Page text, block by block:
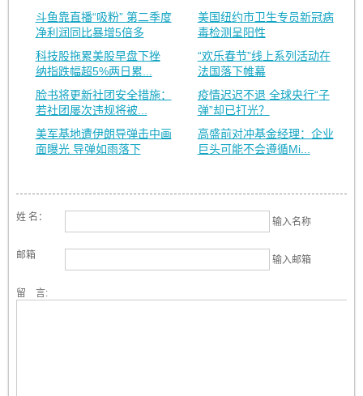
斗鱼靠直播“吸粉” 第二季度
净利润同比暴增5倍多
美国纽约市卫生专员新冠病
毒检测呈阳性
科技股拖累美股早盘下挫
纳指跌幅超5%两日累...
“欢乐春节”线上系列活动在
法国落下帷幕
脸书将更新社团安全措施：
若社团屡次违规将被...
疫情迟迟不退 全球央行“子
弹”却已打光？
美军基地遭伊朗导弹击中画
面曝光 导弹如雨落下
高盛前对冲基金经理：企业
巨头可能不会遵循Mi...
姓 名： 输入名称
邮箱 输入邮箱
留 言: